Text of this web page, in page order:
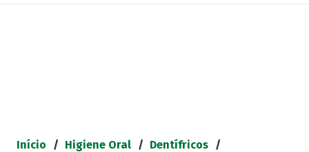
Início / Higiene Oral / Dentífricos /